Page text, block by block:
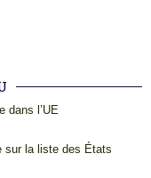
dans l’UE
sur la liste des États